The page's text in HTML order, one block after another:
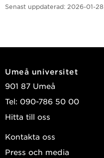
Senast uppdaterad: 2026-01-28
Umeå universitet
901 87 Umeå
Tel: 090-786 50 00
Hitta till oss
Kontakta oss
Press och media